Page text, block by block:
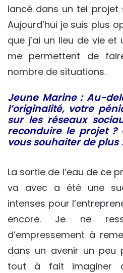
lancé dans un tel projet
Aujourd’hui je suis plus
que j’ai un lieu de vie
me permettent de
nombre de situations.
Jeune Marine : Au-
l’originalité, votre
sur les réseaux
reconduire le projet ?
vous souhaiter de plus
La sortie de l’eau de ce
va avec a été une
intenses pour
encore. Je ne
d’empressement à
dans un avenir un peu
tout à fait imaginer